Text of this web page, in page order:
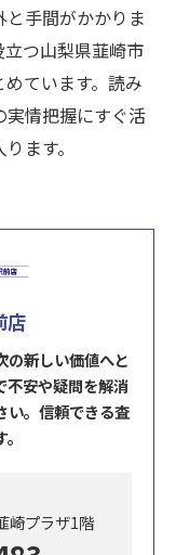
手間がかかりま
つ山梨県韮崎市
ています。読み
実情把握にすぐ活
ます。
店
の新しい価値へと
不安や疑問を解消
い。信頼できる査
崎プラザ1階